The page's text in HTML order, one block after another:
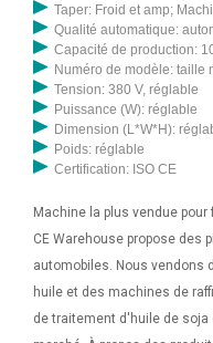
Taper: Froid et amp;
Qualité automatique:
Capacité de production:
Numéro de modèle: taille
Tension: 380 V, réglable
Puissance (W): réglable
Dimension (L*W*H):
Poids: réglable
Certification: ISO CE
Machine la plus vendue
CE Warehouse propose
automobiles. Nous vendons
huile et des machines de
de traitement d'huile de